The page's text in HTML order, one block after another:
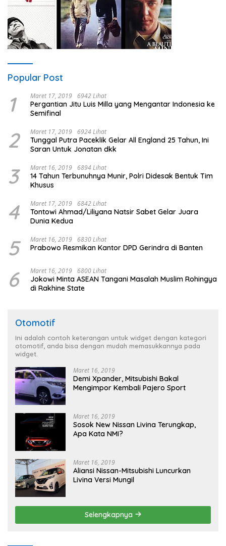
Popular Post
1 Maret 17, 2019 6942 Lihat
Pergantian Jitu Luis Milla yang Mengantar Indonesia ke
Semifinal
2 Maret 17, 2019 6924 Lihat
Tunggal Putra Paceklik Gelar All England 25 Tahun, Ini
Saran Untuk Jonatan dkk
3 Maret 16, 2019 6894 Lihat
14 Tahun Terbunuhnya Munir, Polri Didesak Bentuk Tim
Khusus
4 Maret 17, 2019 6842 Lihat
Tontowi Ahmad/Liliyana Natsir Sabet Gelar Juara
Dunia Kedua
5 Maret 16, 2019 6830 Lihat
Prabowo Resmikan Kantor DPD Gerindra di Banten
6 Maret 16, 2019 6800 Lihat
Jokowi Minta ASEAN Tangani Masalah Muslim Rohingya
di Rakhine State
Otomotif
Ini adalah contoh keterangan untuk widget dengan kategori
otomotif, anda bisa dengan mudah memasukkannya pada
widget.
Maret 16, 2019
Demi Xpander, Mitsubishi Bakal
Mengimpor Kembali Pajero Sport
Maret 16, 2019
Sosok New Nissan Livina Terungkap,
Apa Kata NMI?
Maret 16, 2019
Aliansi Nissan-Mitsubishi Luncurkan
Livina Versi Mungil
Selengkapnya